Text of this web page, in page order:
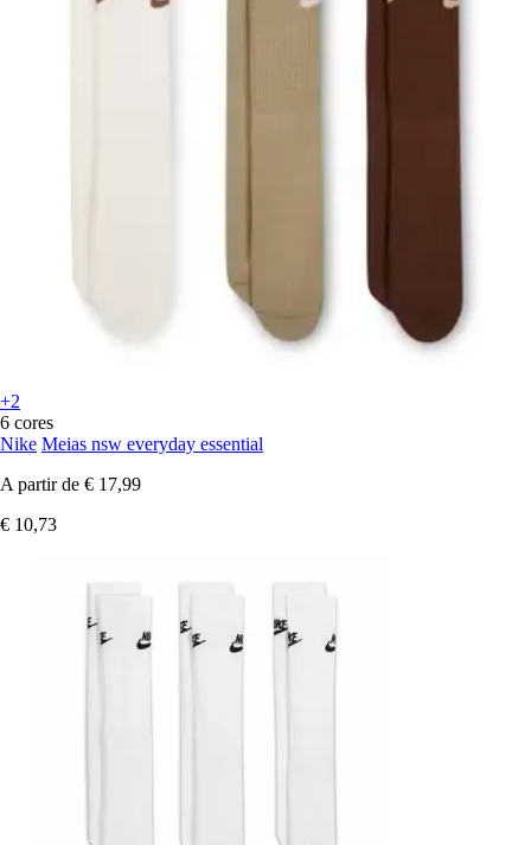
+2
6 cores
Nike Meias nsw everyday essential
A partir de € 17,99
€ 10,73